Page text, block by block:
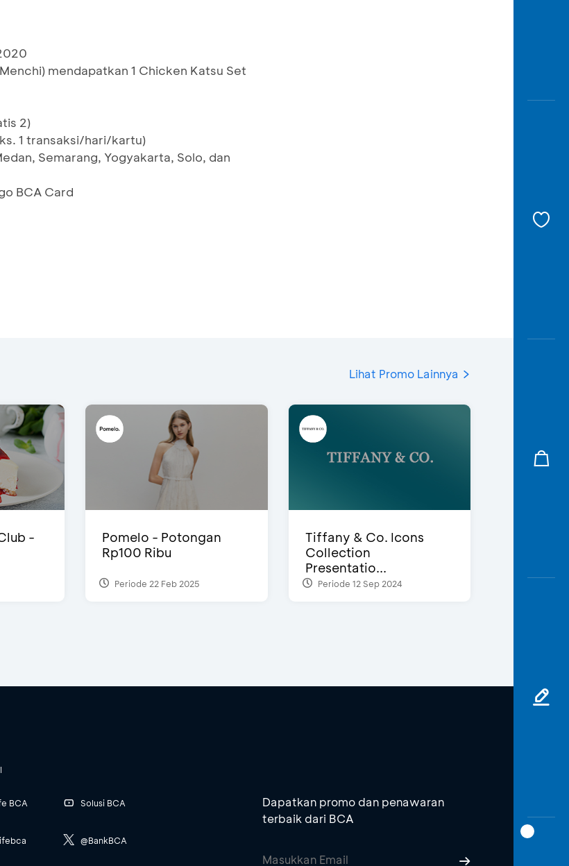
mendapatkan 1 Chicken Katsu Set
2)
1 transaksi/hari/kartu)
Semarang, Yogyakarta, Solo, dan
BCA Card
Lihat Promo Lainnya
-
Pomelo - Potongan
Rp100 Ribu
Periode 22 Feb 2025
Tiffany & Co. Icons
Collection
Presentatio...
Periode 12 Sep 2024
BCA Solusi BCA
@BankBCA
Dapatkan promo dan penawaran
terbaik dari BCA